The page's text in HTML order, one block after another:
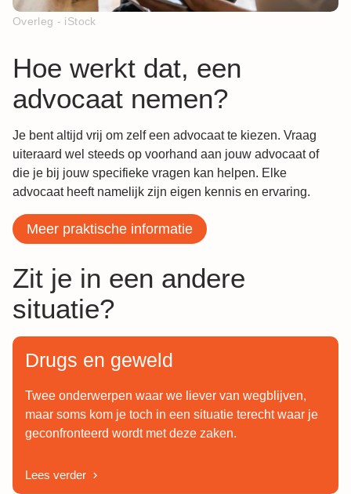
Overleg - iStock
Hoe werkt dat, een
advocaat nemen?
Je bent altijd vrij om zelf een advocaat te kiezen. Vraag
uiteraard wel steeds op voorhand aan jouw advocaat of
die je bij jouw specifieke vragen kan helpen. Elke
advocaat heeft namelijk zijn eigen kennis en ervaring.
Meer praktische informatie
Zit je in een andere
situatie?
Drugs en geweld
Twee onderwerpen waar we liever van wegblijven,
maar soms kom je toch in een situatie terecht waar je
geconfronteerd wordt met deze zaken.
Lees verder